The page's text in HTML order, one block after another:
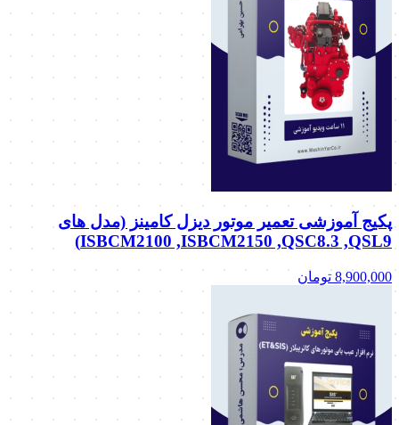
پکیج آموزشی تعمیر موتور دیزل کامینز (مدل های
ISBCM2100 ,ISBCM2150 ,QSC8.3 ,QSL9)
8,900,000 تومان